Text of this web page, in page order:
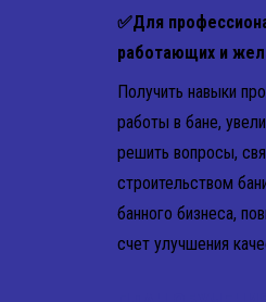
✅Для
работающих и
Получить навыки
работы в бане,
решить вопросы,
строительством
банного бизнеса,
счет улучшения